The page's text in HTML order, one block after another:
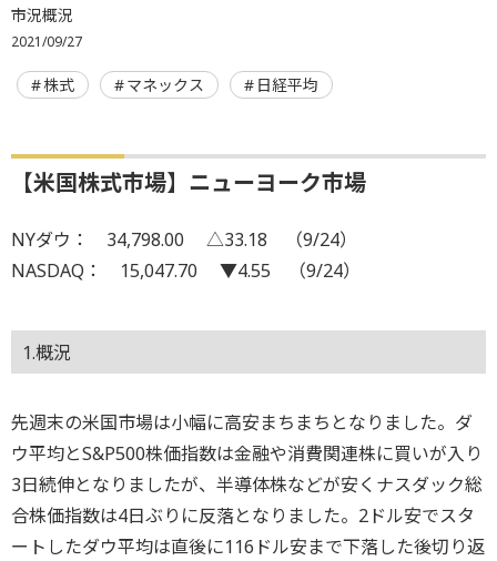
市況概況
2021/09/27
株式 マネックス 日経平均
【米国株式市場】ニューヨーク市場
NYダウ： 34,798.00 △33.18 （9/24）
NASDAQ： 15,047.70 ▼4.55 （9/24）
1.概況
先週末の米国市場は小幅に高安まちまちとなりました。ダ
ウ平均とS&P500株価指数は金融や消費関連株に買いが入り
3日続伸となりましたが、半導体株などが安くナスダック総
合株価指数は4日ぶりに反落となりました。2ドル安でスタ
ートしたダウ平均は直後に116ドル安まで下落した後切り返